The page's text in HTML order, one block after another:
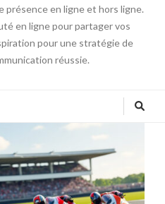
présence en ligne et hors ligne.
en ligne pour partager vos
pour une stratégie de
réussie.